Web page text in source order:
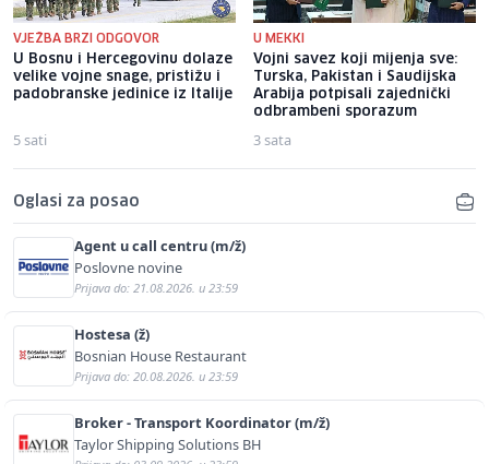
VJEŽBA BRZI ODGOVOR
U Bosnu i Hercegovinu dolaze
velike vojne snage, pristižu i
padobranske jedinice iz Italije
5 sati
U MEKKI
Vojni savez koji mijenja sve:
Turska, Pakistan i Saudijska
Arabija potpisali zajednički
odbrambeni sporazum
3 sata
Oglasi za posao
Agent u call centru (m/ž)
Poslovne novine
Prijava do: 21.08.2026. u 23:59
Hostesa (ž)
Bosnian House Restaurant
Prijava do: 20.08.2026. u 23:59
Broker - Transport Koordinator (m/ž)
Taylor Shipping Solutions BH